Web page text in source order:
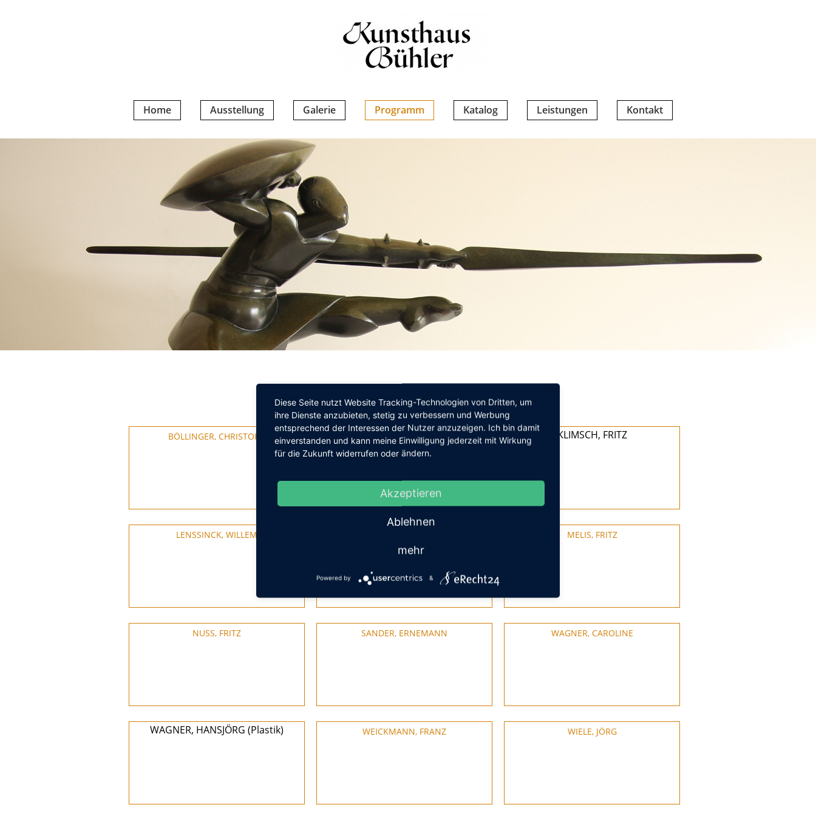
Home Ausstellung Galerie Programm Katalog Leistungen Kontakt
Bildhauer 20. – 21. Jhdt.
BÖLLINGER, CHRISTOPH GRAEVENITZ, FRITZ VON KLIMSCH, FRITZ
LENSSINCK, WILLEM MELIS, FRITZ
NUSS, FRITZ SANDER, ERNEMANN WAGNER, CAROLINE
WAGNER, HANSJÖRG (Plastik) WEICKMANN, FRANZ WIELE, JÖRG
Diese Seite nutzt Website Tracking-Technologien von Dritten, um
ihre Dienste anzubieten, stetig zu verbessern und Werbung
entsprechend der Interessen der Nutzer anzuzeigen. Ich bin damit
einverstanden und kann meine Einwilligung jederzeit mit Wirkung
für die Zukunft widerrufen oder ändern.
Akzeptieren
Ablehnen
mehr
Powered by &